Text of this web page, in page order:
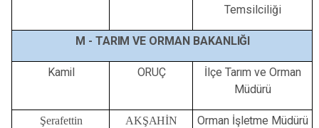
Temsilciliği
M - TARIM VE ORMAN BAKANLIĞI
Kamil ORUÇ İlçe Tarım veOrman
Müdürü
Şerafettin AKŞAHİN Orman İşletme Müdürü